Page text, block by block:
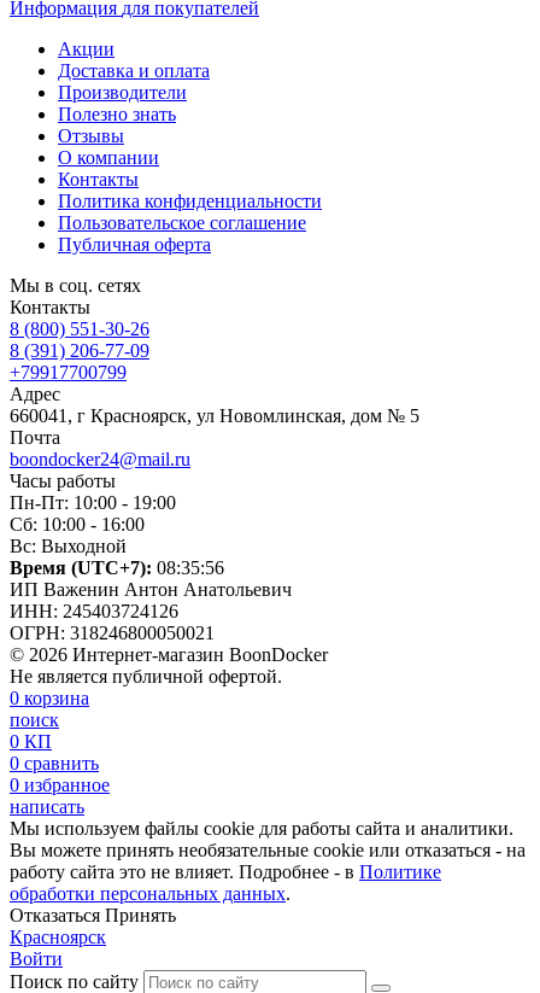
Информация для покупателей
Акции
Доставка и оплата
Производители
Полезно знать
Отзывы
О компании
Контакты
Политика конфиденциальности
Пользовательское соглашение
Публичная оферта
Мы в соц. сетях
Контакты
8 (800) 551-30-26
8 (391) 206-77-09
+79917700799
Адрес
660041, г Красноярск, ул Новомлинская, дом № 5
Почта
boondocker24@mail.ru
Часы работы
Пн-Пт: 10:00 - 19:00
Сб: 10:00 - 16:00
Вс: Выходной
Время (UTC+7): 08:35:57
ИП Важенин Антон Анатольевич
ИНН: 245403724126
ОГРН: 318246800050021
© 2026 Интернет-магазин BoonDocker
Не является публичной офертой.
0 корзина
поиск
0 КП
0 сравнить
0 избранное
написать
Мы используем файлы cookie для работы сайта и аналитики.
Вы можете принять необязательные cookie или отказаться - на
работу сайта это не влияет. Подробнее - в Политике
обработки персональных данных.
Отказаться Принять
Красноярск
Войти
Поиск по сайту